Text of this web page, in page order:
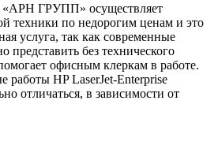
ГРУПП» осуществляет
техники по недорогим ценам и это
услуга, так как современные
представить без технического
офисным клеркам в работе.
работы HP LaserJet-Enterprise
отличаться, в зависимости от